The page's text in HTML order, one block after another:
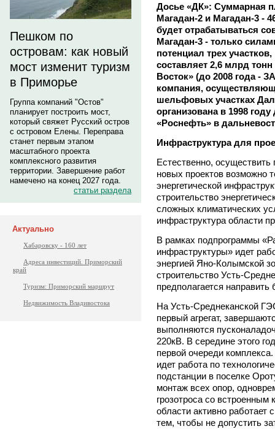
Пешком по
островам: как новый
мост изменит туризм
в Приморье
Группа компаний "Остов"
планирует построить мост,
который свяжет Русский остров
с островом Елены. Переправа
станет первым этапом
масштабного проекта
комплексного развития
территории. Завершение работ
намечено на конец 2027 года.
статьи раздела
Актуально
Хабаровску - 160 лет
Адреса инвестиций. Приморский
край
Туризм: Приморский маршрут
Недвижимость Владивостока
Досье «ДК»: Суммарная
Магадан-2 и Магадан-3 -
будет отрабатываться
Магадан-3 - только
потенциал трех
составляет 2,6 млрд
Восток» (до 2008 года -
компания,
шельфовых участках
организована в 1998
«Роснефть» в
Инфраструктура для
Естественно,
новых проектов возможно
энергетической
строительство
сложных климатических
инфраструктура области
В рамках подпрограммы
инфраструктуры» идет
энергией Яно-Колымской
строительство Усть-
предполагается
На Усть-Среднеканской
первый агрегат,
выполняются
220кВ. В середине этого
первой очереди
идет работа по
подстанции в поселке
монтаж всех опор,
грозотроса со
области активно
тем, чтобы не допустить